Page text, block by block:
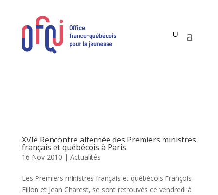
XVIe Rencontre alternée des Premiers ministres
français et québécois à Paris
16 Nov 2010 | Actualités
Les Premiers ministres français et québécois François
Fillon et Jean Charest, se sont retrouvés ce vendredi à